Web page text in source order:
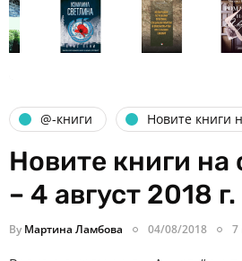
@-книги Новите книги
Новите книги на
– 4 август 2018 г.
By Мартина Ламбова 04/08/2018 7